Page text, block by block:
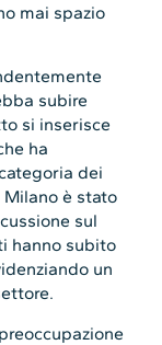
mai spazio
subire
si inserisce
ha
dei
è stato
sul
hanno subito
un